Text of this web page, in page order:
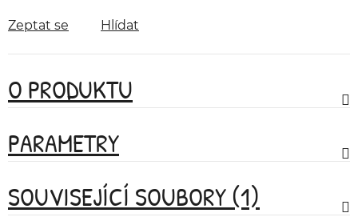
Zeptat se Hlídat
O PRODUKTU
PARAMETRY
SOUVISEJÍCÍ SOUBORY (1)